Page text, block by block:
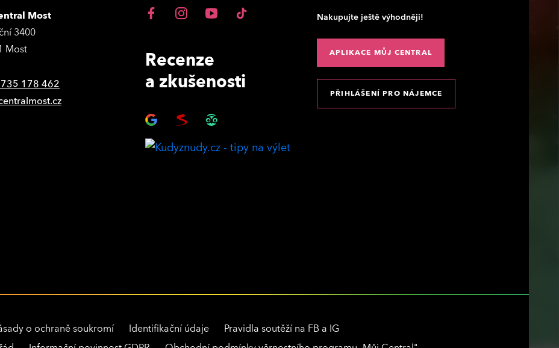
Most
3400
Most
178 462
Recenze
a zkušenosti
Nakupujte ještě výhodněji!
APLIKACE MŮJ CENTRAL
PŘIHLÁŠENÍ PRO NÁJEMCE
o ochraně soukromí Identifikační údaje
Pravidla soutěží na FB a IG